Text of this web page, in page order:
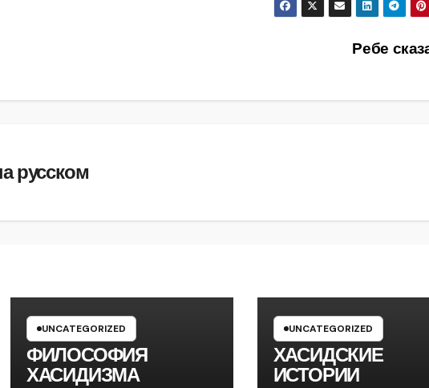
Ребе
русском
UNCATEGORIZED
ФИЛОСОФИЯ
ХАСИДИЗМА
UNCATEGORIZED
ХАСИДСКИЕ
ИСТОРИИ